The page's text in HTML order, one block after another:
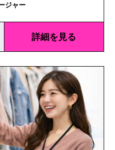
ジャー
詳細を見る